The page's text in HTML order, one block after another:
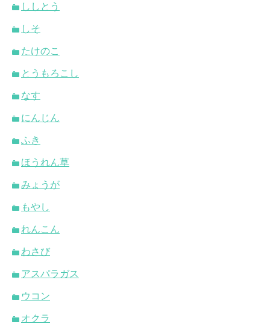
ししとう
しそ
たけのこ
とうもろこし
なす
にんじん
ふき
ほうれん草
みょうが
もやし
れんこん
わさび
アスパラガス
ウコン
オクラ